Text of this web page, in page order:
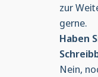
zur
gerne.
Haben
Nein,